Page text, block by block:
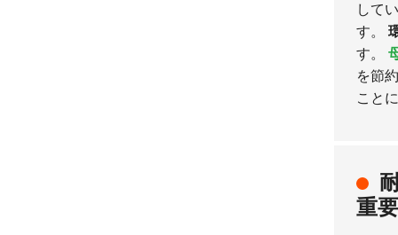
して
す。
す。
を節
こと
重